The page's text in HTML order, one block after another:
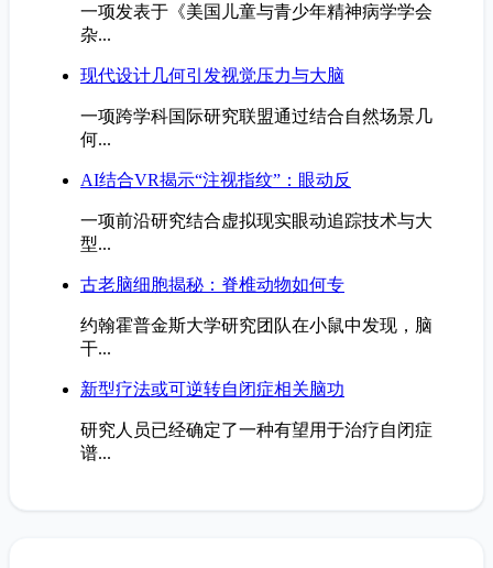
一项发表于《美国儿童与青少年精神病学学会
杂...
现代设计几何引发视觉压力与大脑
一项跨学科国际研究联盟通过结合自然场景几
何...
AI结合VR揭示“注视指纹”：眼动反
一项前沿研究结合虚拟现实眼动追踪技术与大
型...
古老脑细胞揭秘：脊椎动物如何专
约翰霍普金斯大学研究团队在小鼠中发现，脑
干...
新型疗法或可逆转自闭症相关脑功
研究人员已经确定了一种有望用于治疗自闭症
谱...